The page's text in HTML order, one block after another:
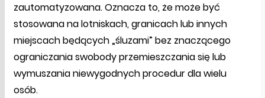
zautomatyzowana. Oznacza to, że może być
stosowana na lotniskach, granicach lub innych
miejscach będących „śluzami” bez znaczącego
ograniczania swobody przemieszczania się lub
wymuszania niewygodnych procedur dla wielu
osób.